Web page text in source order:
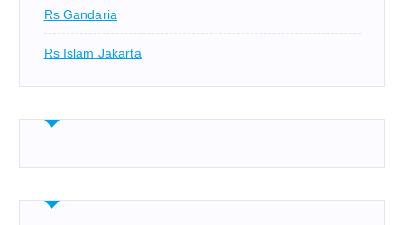
Rs Gandaria
Rs Islam Jakarta